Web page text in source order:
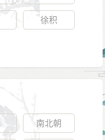
徐积
南北朝